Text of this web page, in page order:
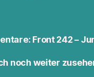
Front 242 –
noch weiter